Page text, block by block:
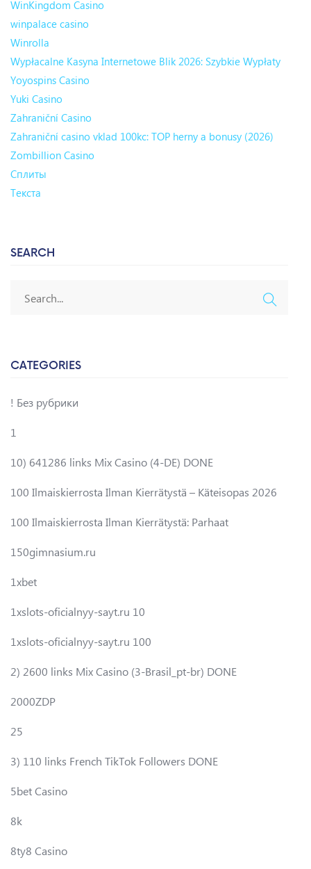
WinKingdom Casino
winpalace casino
Winrolla
Wypłacalne Kasyna Internetowe Blik 2026: Szybkie Wypłaty
Yoyospins Casino
Yuki Casino
Zahraniční Casino
Zahraniční casino vklad 100kc: TOP herny a bonusy (2026)
Zombillion Casino
Сплиты
Текста
SEARCH
CATEGORIES
! Без рубрики
1
10) 641286 links Mix Casino (4-DE) DONE
100 Ilmaiskierrosta Ilman Kierrätystä – Käteisopas 2026
100 Ilmaiskierrosta Ilman Kierrätystä: Parhaat
150gimnasium.ru
1xbet
1xslots-oficialnyy-sayt.ru 10
1xslots-oficialnyy-sayt.ru 100
2) 2600 links Mix Casino (3-Brasil_pt-br) DONE
2000ZDP
25
3) 110 links French TikTok Followers DONE
5bet Casino
8k
8ty8 Casino